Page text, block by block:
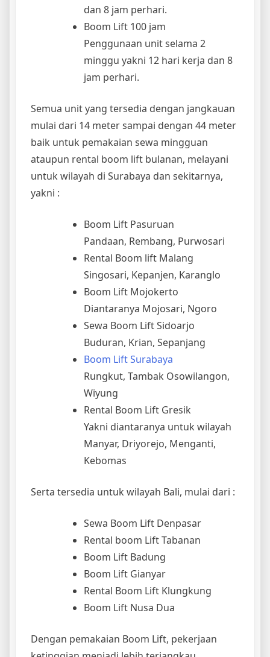
dan 8 jam perhari.
Boom Lift 100 jam
Penggunaan unit selama 2
minggu yakni 12 hari kerja dan 8
jam perhari.
Semua unit yang tersedia dengan jangkauan
mulai dari 14 meter sampai dengan 44 meter
baik untuk pemakaian sewa mingguan
ataupun rental boom lift bulanan, melayani
untuk wilayah di Surabaya dan sekitarnya,
yakni :
Boom Lift Pasuruan
Pandaan, Rembang, Purwosari
Rental Boom lift Malang
Singosari, Kepanjen, Karanglo
Boom Lift Mojokerto
Diantaranya Mojosari, Ngoro
Sewa Boom Lift Sidoarjo
Buduran, Krian, Sepanjang
Boom Lift Surabaya
Rungkut, Tambak Osowilangon,
Wiyung
Rental Boom Lift Gresik
Yakni diantaranya untuk wilayah
Manyar, Driyorejo, Menganti,
Kebomas
Serta tersedia untuk wilayah Bali, mulai dari :
Sewa Boom Lift Denpasar
Rental boom Lift Tabanan
Boom Lift Badung
Boom Lift Gianyar
Rental Boom Lift Klungkung
Boom Lift Nusa Dua
Dengan pemakaian Boom Lift, pekerjaan